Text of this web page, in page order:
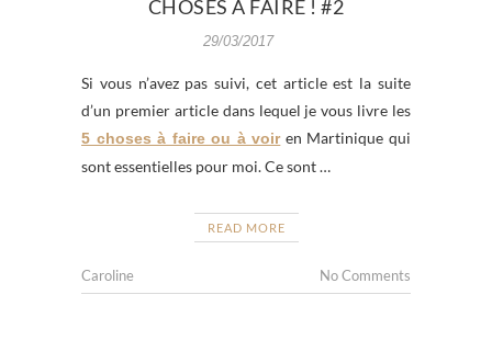
CHOSES À FAIRE ! #2
29/03/2017
Si vous n’avez pas suivi, cet article est la suite
d’un premier article dans lequel je vous livre les
5 choses à faire ou à voiren Martinique qui
sont essentielles pour moi. Ce sont …
READ MORE
Caroline No Comments